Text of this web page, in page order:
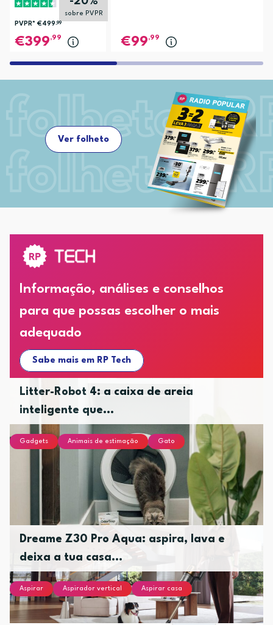
sobre PVPR
PVPR* €499,99
399,99 99,99
Ver folheto
Informação, análises e conselhos
para que possas escolher o mais
adequado
Sabe mais em RP Tech
Litter-Robot 4: a caixa de areia
inteligente que...
Gadgets Animais de estimação Gato
Dreame Z30 Pro Aqua: aspira, lava e
deixa a tua casa...
Aspirar Aspirador vertical Aspirar casa